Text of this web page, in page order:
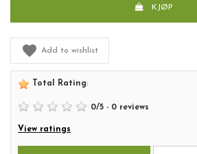
KJØP
Add to wishlist
Total Rating:
0/5 - 0 reviews
View ratings